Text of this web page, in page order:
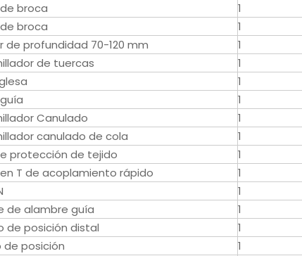
broca
1
broca
1
de profundidad 70-120 mm
1
de tuercas
1
1
1
Canulado
1
canulado de cola
1
protección de tejido
1
T de acoplamiento rápido
1
1
de alambre guía
1
de posición distal
1
de posición
1